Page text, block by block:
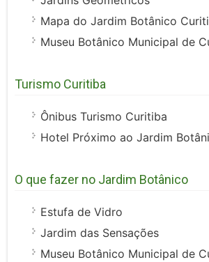
Mapa do Jardim Botânico
Museu Botânico Municipal de
Turismo Curitiba
Ônibus Turismo Curitiba
Hotel Próximo ao Jardim
O que fazer no Jardim Botânico
Estufa de Vidro
Jardim das Sensações
Museu Botânico Municipal de